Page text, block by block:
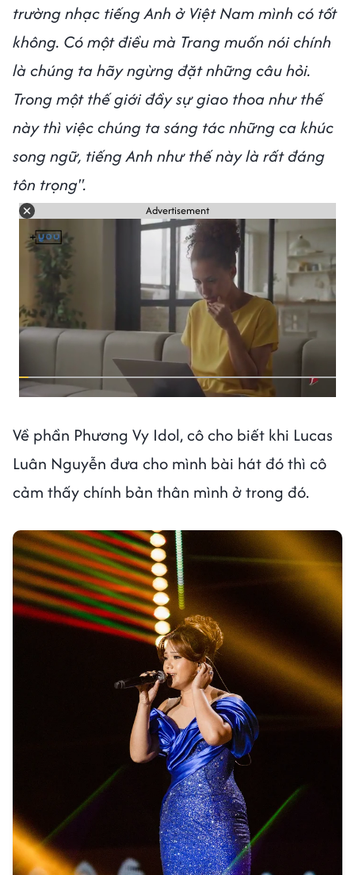
trường nhạc tiếng Anh ở Việt Nam mình có tốt
không. Có một điều mà Trang muốn nói chính
là chúng ta hãy ngừng đặt những câu hỏi.
Trong một thế giới đầy sự giao thoa như thế
này thì việc chúng ta sáng tác những ca khúc
song ngữ, tiếng Anh như thế này là rất đáng
tôn trọng".
Advertisement
Về phần Phương Vy Idol, cô cho biết khi Lucas
Luân Nguyễn đưa cho mình bài hát đó thì cô
cảm thấy chính bản thân mình ở trong đó.